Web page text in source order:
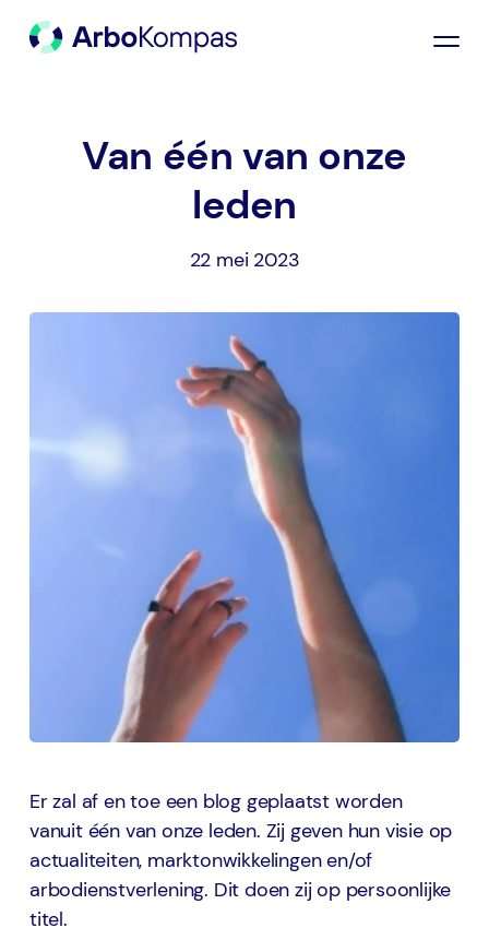
Van één van onze
leden
22 mei 2023
Er zal af en toe een blog geplaatst worden
vanuit één van onze leden. Zij geven hun visie op
actualiteiten, marktonwikkelingen en/of
arbodienstverlening. Dit doen zij op persoonlijke
titel.